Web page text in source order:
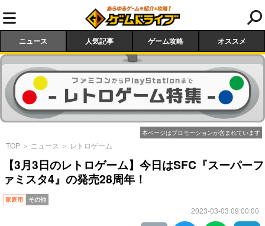
ニュース 人気記事 ゲーム攻略 オススメ
本ページはプロモーションが含まれています
TOP ＞ ニュース ＞ レトロゲーム
【3月3日のレトロゲーム】今日はSFC『スーパーフ
ァミスタ4』の発売28周年！
家庭用 その他
2023-03-03 09:00:00